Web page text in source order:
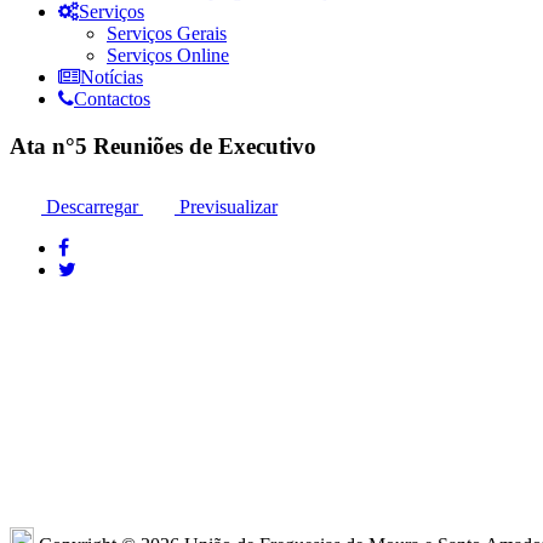
Serviços
Serviços Gerais
Serviços Online
Notícias
Contactos
Ata n°5 Reuniões de Executivo
Descarregar Previsualizar